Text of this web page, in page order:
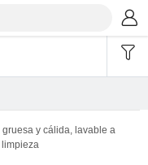
gruesa y cálida, lavable a